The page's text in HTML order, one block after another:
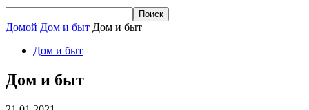
Домой Дом и быт Дом и быт
Дом и быт
Дом и быт